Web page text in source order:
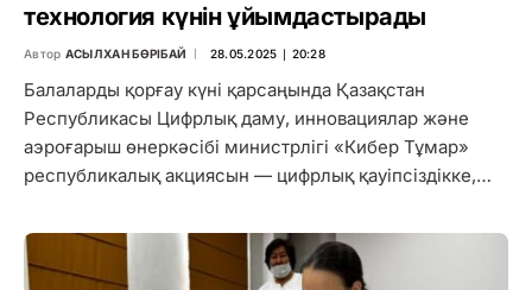
технология күнін ұйымдастырады
Автор АСЫЛХАН БӨРІБАЙ 28.05.2025 ∣ 20:28
Балаларды қорғау күні қарсаңында Қазақстан
Республикасы Цифрлық даму, инновациялар және
аэроғарыш өнеркәсібі министрлігі «Кибер Тұмар»
республикалық акциясын — цифрлық қауіпсіздікке,…